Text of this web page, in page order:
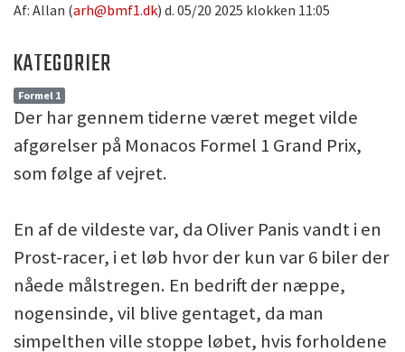
Af: Allan (arh@bmf1.dk) d. 05/20 2025 klokken 11:05
KATEGORIER
Formel 1
Der har gennem tiderne været meget vilde
afgørelser på Monacos Formel 1 Grand Prix,
som følge af vejret.
En af de vildeste var, da Oliver Panis vandt i en
Prost-racer, i et løb hvor der kun var 6 biler der
nåede målstregen. En bedrift der næppe,
nogensinde, vil blive gentaget, da man
simpelthen ville stoppe løbet, hvis forholdene